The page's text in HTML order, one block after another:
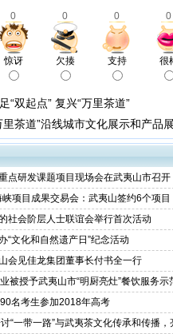
0 0 0 0
惊讶 欠揍 支持 很
“双起点” 复兴“万里茶道”
里茶道”沿线城市文化展示和产品
点研发课题项目现场会在武夷山市召开
峡项目成果交易会：武夷山签约6个项目
社会阶层人士联谊会举行首次活动
“文化和自然遗产日”纪念活动
会见佳龙集团董事长付书全一行
被授予武夷山市“明厨亮灶”餐饮服务示
名考生参加2018年高考
“一带一路”与武夷茶文化传承和传播，